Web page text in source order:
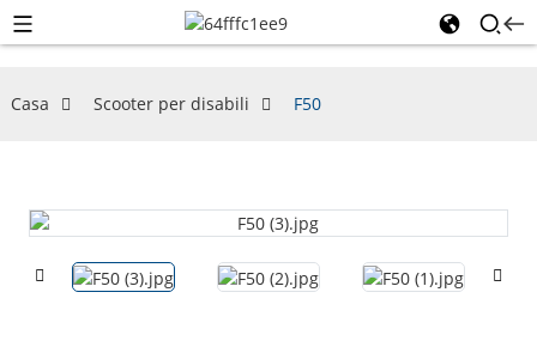
Casa Scooter per disabili F50